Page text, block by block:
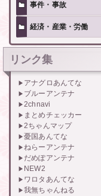
事件・事故
経済・産業・労働
リンク集
アナグロあんてな
ブルーアンテナ
2chnavi
まとめチェッカー
2ちゃんマップ
憂国あんてな
ねらーアンテナ
だめぽアンテナ
NEW2
ワロタあんてな
我無ちゃんねる